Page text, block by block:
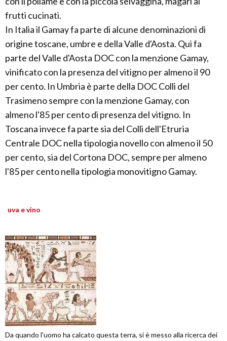
frutti cucinati.
In Italia il Gamay fa parte di alcune denominazioni di
origine toscane, umbre e della Valle d'Aosta. Qui fa
parte del Valle d'Aosta DOC con la menzione Gamay,
vinificato con la presenza del vitigno per almeno il 90
per cento. In Umbria è parte della DOC Colli del
Trasimeno sempre con la menzione Gamay, con
almeno l'85 per cento di presenza del vitigno. In
Toscana invece fa parte sia del Colli dell'Etruria
Centrale DOC nella tipologia novello con almeno il 50
per cento, sia del Cortona DOC, sempre per almeno
l'85 per cento nella tipologia monovitigno Gamay.
uva e vino
Da quando l'uomo ha calcato questa terra, si è messo alla ricerca dei